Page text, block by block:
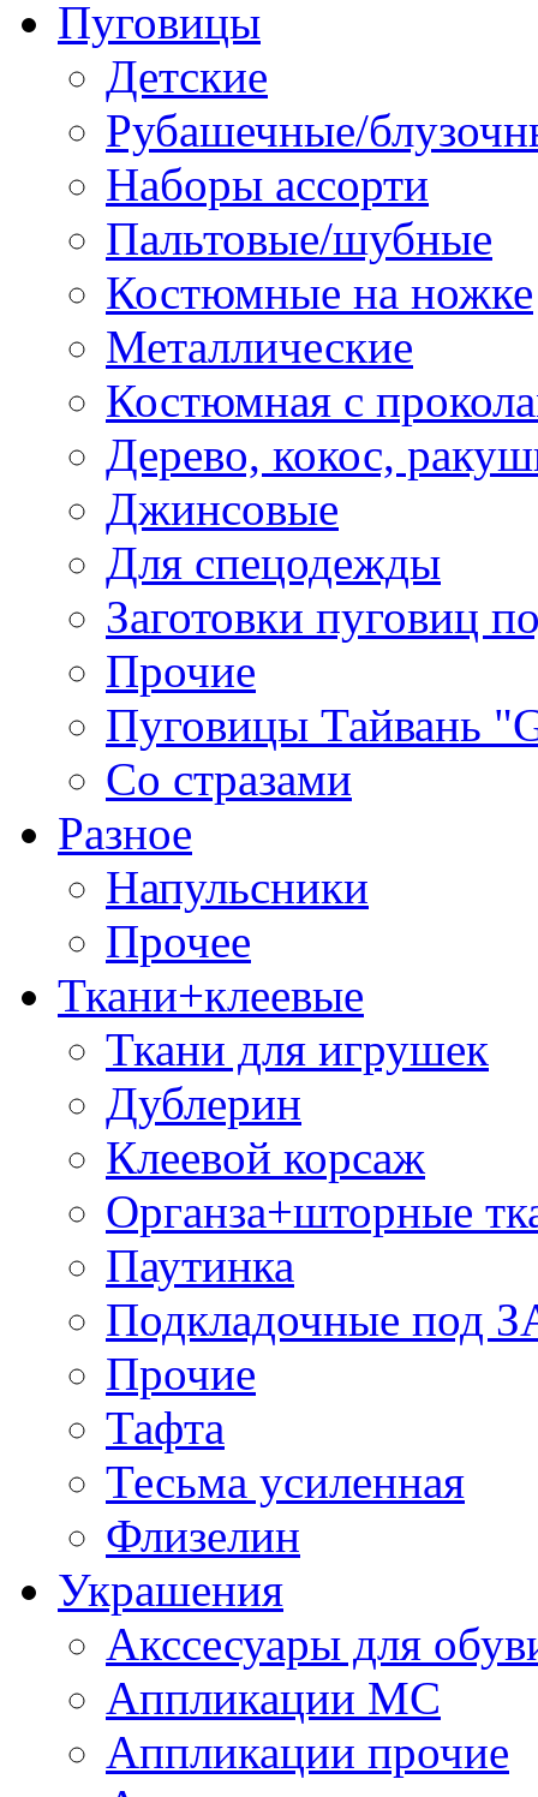
Пуговицы
Детские
Рубашечные/
Наборы ассорти
Пальтовые/шубные
Костюмные на ножке
Металлические
Костюмная с
Дерево, кокос,
Джинсовые
Для спецодежды
Заготовки пуговиц
Прочие
Пуговицы Тайвань
Со стразами
Разное
Напульсники
Прочее
Ткани+клеевые
Ткани для игрушек
Дублерин
Клеевой корсаж
Органза+шторные
Паутинка
Подкладочные под
Прочие
Тафта
Тесьма усиленная
Флизелин
Украшения
Акссесуары для
Аппликации МС
Аппликации прочие